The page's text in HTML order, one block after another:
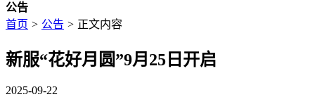
公告
首页 > 公告 > 正文内容
新服“花好月圆”9月25日开启
2025-09-22